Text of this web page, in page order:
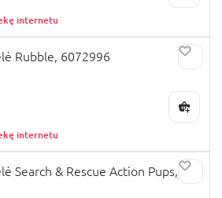
internetu
Rubble, 6072996
internetu
Search & Rescue Action Pups,